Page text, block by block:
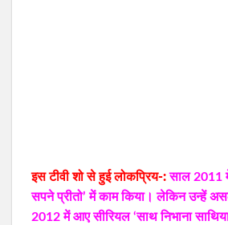
इस टीवी शो से हुई लोकप्रिय-: साल 2011
सपने प्रीतो’ में काम किया। लेकिन उन्हें
2012 में आए सीरियल ‘साथ निभाना